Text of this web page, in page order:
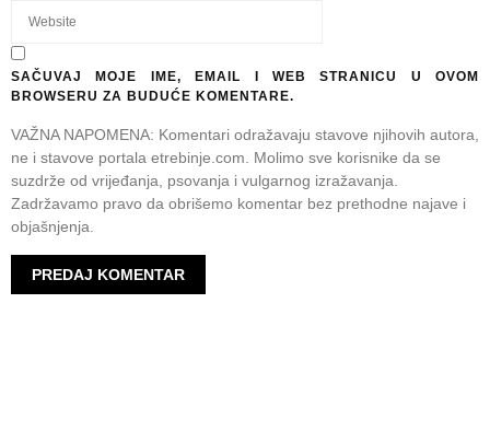
SAČUVAJ MOJE IME, EMAIL I WEB STRANICU U OVOM
BROWSERU ZA BUDUĆE KOMENTARE.
VAŽNA NAPOMENA: Komentari odražavaju stavove njihovih autora,
ne i stavove portala etrebinje.com. Molimo sve korisnike da se
suzdrže od vrijeđanja, psovanja i vulgarnog izražavanja.
Zadržavamo pravo da obrišemo komentar bez prethodne najave i
objašnjenja.